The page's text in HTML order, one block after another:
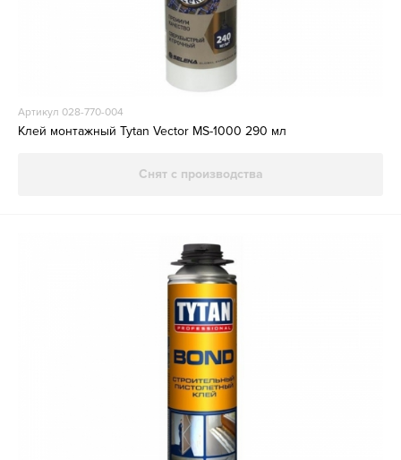
Артикул 028-770-004
Клей монтажный Tytan Vector MS-1000 290 мл
Снят с производства